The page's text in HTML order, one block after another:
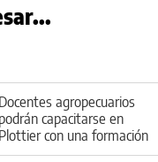
Docentes agropecuarios
podrán capacitarse en
Plottier con una formación
que otorga puntaje